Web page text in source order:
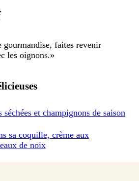
gourmandise, faites revenir
les oignons.»
et champignons de saison
sa coquille, crème aux
de noix